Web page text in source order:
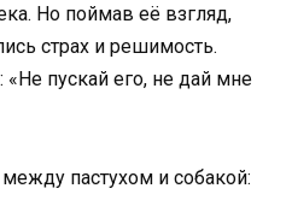
Но поймав её взгляд,
страх и решимость.
пускай его, не дай мне
пастухом и собакой: